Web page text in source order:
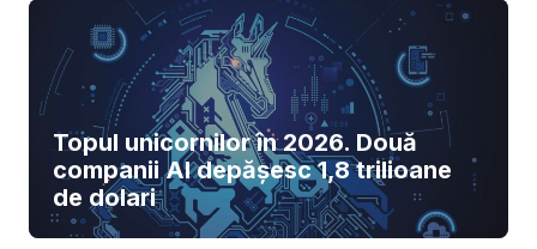
Topul unicornilor în 2026. Două
companii AI depășesc 1,8 trilioane
de dolari